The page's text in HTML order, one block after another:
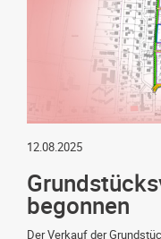
12.08.2025
begonnen
Der Verkauf der